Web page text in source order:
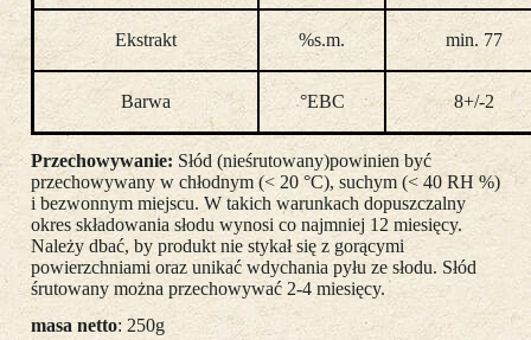
Ekstrakt %s.m. min. 77
Barwa °EBC 8+/-2
Przechowywanie: Słód (nieśrutowany)powinien być
przechowywany w chłodnym (< 20 °C), suchym (< 40 RH %)
i bezwonnym miejscu. W takich warunkach dopuszczalny
okres składowania słodu wynosi co najmniej 12 miesięcy.
Należy dbać, by produkt nie stykał się z gorącymi
powierzchniami oraz unikać wdychania pyłu ze słodu. Słód
śrutowany można przechowywać 2-4 miesięcy.
masa netto: 250g